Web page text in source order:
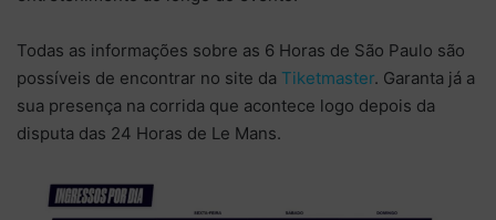
Todas as informações sobre as 6 Horas de São Paulo são
possíveis de encontrar no site da Tiketmaster. Garanta já a
sua presença na corrida que acontece logo depois da
disputa das 24 Horas de Le Mans.